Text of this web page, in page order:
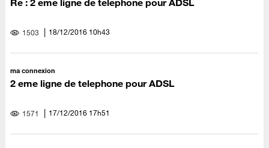
1503 ‎18/12/2016 10h43
ma connexion
2 eme ligne de telephone pour ADSL
1571 ‎17/12/2016 17h51